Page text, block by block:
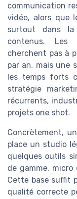
communication
vidéo, alors que
surtout dans
contenus. Les
cherchent pas à
par an, mais une
les temps forts
stratégie
récurrents,
projets one shot.
Concrètement,
place un studio
quelques outils
de gamme, micro
Cette base suffit
qualité correcte